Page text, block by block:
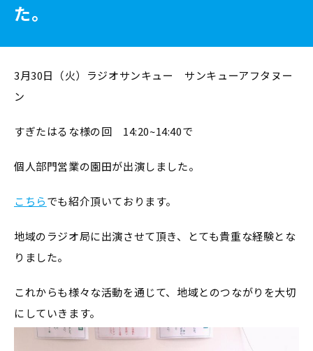
た。
3月30日（火）ラジオサンキュー サンキューアフタヌー
ン
すぎたはるな様の回 14:20~14:40で
個人部門営業の園田が出演しました。
こちらでも紹介頂いております。
地域のラジオ局に出演させて頂き、とても貴重な経験とな
りました。
これからも様々な活動を通じて、地域とのつながりを大切
にしていきます。